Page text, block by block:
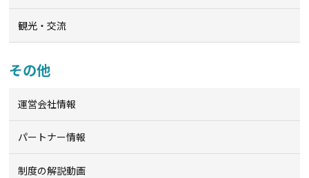
観光・交流
その他
運営会社情報
パートナー情報
制度の解説動画